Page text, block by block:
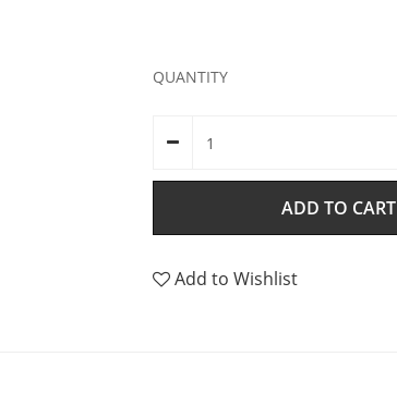
QUANTITY
ADD TO CART
Add to Wishlist